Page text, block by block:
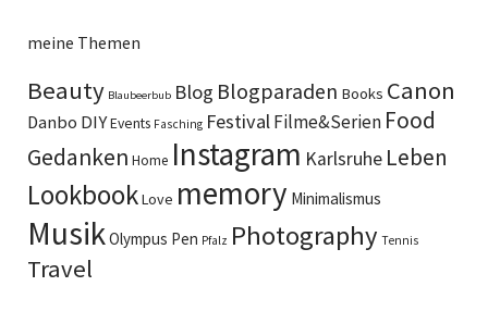
meine Themen
Beauty Blaubeerbub Blog Blogparaden Books Canon
Danbo DIYEvents Fasching FestivalFilme&Serien Food
Gedanken Home Instagram Karlsruhe Leben
LookbookLove memory Minimalismus
MusikOlympus Pen Pfalz Photography Tennis
Travel